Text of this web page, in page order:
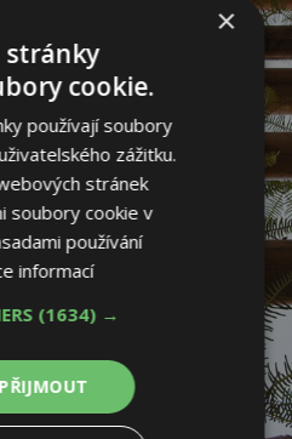
×
stránky
cookie.
používají soubory
zážitku.
stránek
soubory cookie v
používání
informací
(1634) →